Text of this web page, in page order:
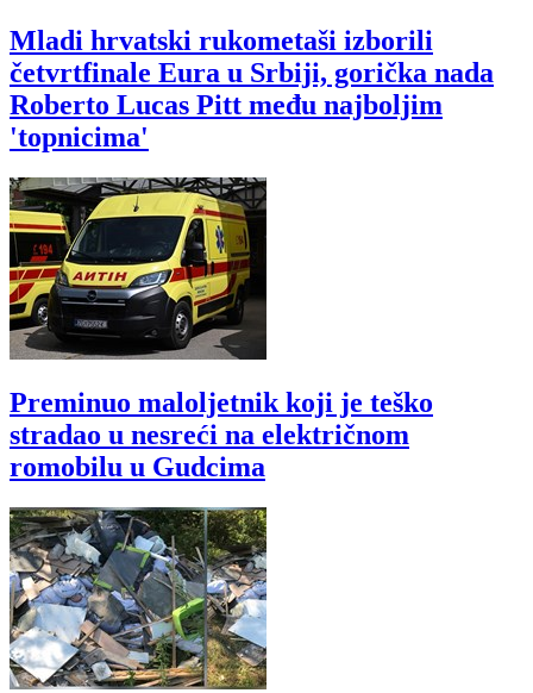
Mladi hrvatski rukometaši izborili
četvrtfinale Eura u Srbiji, gorička nada
Roberto Lucas Pitt među najboljim
'topnicima'
Preminuo maloljetnik koji je teško
stradao u nesreći na električnom
romobilu u Gudcima